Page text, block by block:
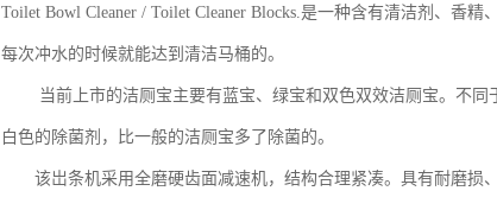
Toilet Bowl Cleaner / Toilet Cleaner Blocks.是一种含有清洁剂、香
每次冲水的时候就能达到清洁马桶的。
当前上市的洁厕宝主要有蓝宝、绿宝和双色双效洁厕宝。不同
白色的除菌剂，比一般的洁厕宝多了除菌的。
该岀条机采用全磨硬齿面减速机，结构合理紧凑。具有耐磨损